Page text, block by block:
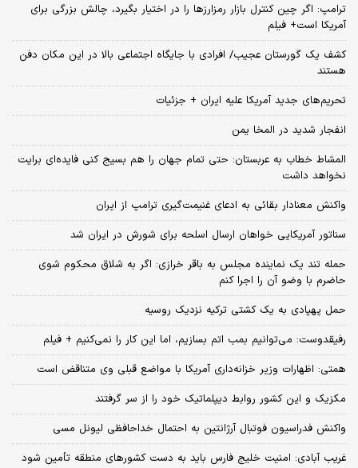
ترامپ: اگر چین کنترل بازار رمزارزها را در اختیار بگیرد، چالش بزرگی برای
آمریکا است+ فیلم
کشف یک گورستان عجیب/ افرادی با جایگاه اجتماعی بالا در این مکان دفن
هستند
تحریم‌های جدید آمریکا علیه ایران + جزئیات
انفجار شدید در المخا یمن
المشاط خطاب به عربستان: حتی تمام جهان را هم بسیج کنی فایده‌ای برایت
نخواهد داشت
واکنش معنادار بقائی به ادعای غنیمت‌گیری ترامپ از ایران
سناتور آمریکایی خواهان ارسال اسلحه برای شورش در ایران شد
حمله تند یک نماینده مجلس به باقر خرازی: اگر به شلاق محکوم شوی
حاضرم با وضو آن را اجرا کنم
حمل پهپادی به یک کشتی ترکیه نزدیک روسیه
رفیقدوست: می‌توانیم بمب اتم بسازیم، اما این کار را نمی‌کنیم + فیلم
همتی: اظهارات وزیر خزانه‌داری آمریکا با مواضع قبلی وی متناقض است
مکزیک و این کشور روابط دیپلماتیک خود را از سر گرفتند
واکنش فدراسیون فوتبال آرژانتین به احتمال خداحافظی لیونل مسی
غریب آبادی: امنیت خلیج فارس باید به دست کشورهای منطقه تأمین شود